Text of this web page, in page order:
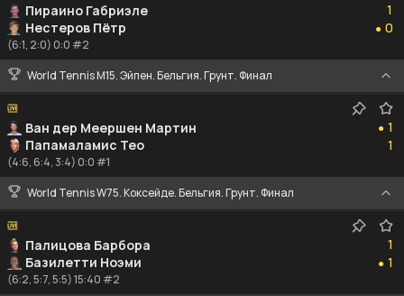
Пираино Габриэле
Нестеров Пётр
1
●
0
0
(6:1, 2:0) 0:0 #2
World Tennis M15. Эйпен. Бельгия. Грунт. Финал
Ван дер Меершен Мартин
Папамаламис Тео
●
1
11
1
(4:6, 6:4, 3:4) 0:0 #1
World Tennis W75. Коксейде. Бельгия. Грунт. Финал
Палицова Барбора
Базилетти Ноэми
1
1
●
1
1
(6:2, 5:7, 5:5) 15:40 #2